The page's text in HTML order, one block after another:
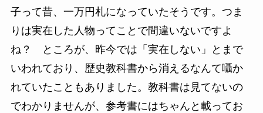
子って昔、一万円札になっていたそうです。つま
りは実在した人物ってことで間違いないですよ
ね？ ところが、昨今では「実在しない」とまで
いわれており、歴史教科書から消えるなんて囁か
れていたこともありました。教科書は見てないの
でわかりませんが、参考書にはちゃんと載ってお